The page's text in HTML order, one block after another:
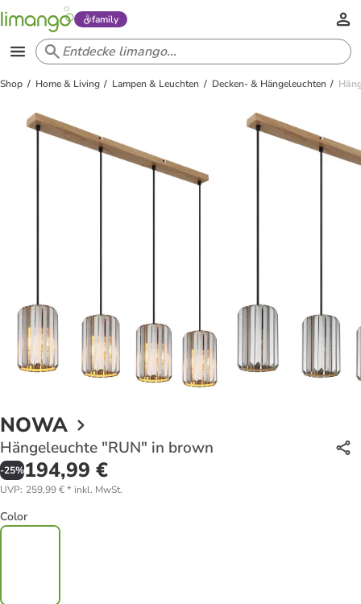
family
Shop Home & Living Lampen & Leuchten Decken- & Hängeleuchten
NOWA
Hängeleuchte "RUN" in brown
-25%194,99 €
UVP: 259,99 €* inkl. MwSt.
Color